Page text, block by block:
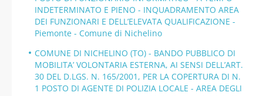
INDETERMINATO E PIENO - INQUADRAMENTO AREA
DEI FUNZIONARI E DELL’ELEVATA QUALIFICAZIONE -
Piemonte - Comune di Nichelino
COMUNE DI NICHELINO (TO) - BANDO PUBBLICO DI
MOBILITA’ VOLONTARIA ESTERNA, AI SENSI DELL’ART.
30 DEL D.LGS. N. 165/2001, PER LA COPERTURA DI N.
1 POSTO DI AGENTE DI POLIZIA LOCALE - AREA DEGLI